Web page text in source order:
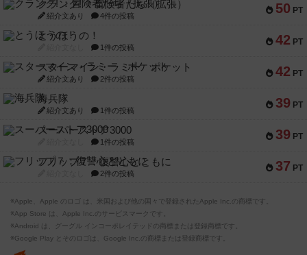
50 PT
クランク! ：冒険者たち（拡張）
紹介文あり 4件の投稿
42 PT
とうほうの！
1件の投稿
42 PT
スターマイン・ラミー ポケット
紹介文あり 2件の投稿
39 PT
海兵隊
紹介文あり 1件の投稿
39 PT
スーパーストア3000
1件の投稿
37 PT
フリップ７：復讐心とともに
2件の投稿
※Apple、Apple のロゴ は、米国および他の国々で登録されたApple Inc.の商標です。
※App Store は、Apple Inc.のサービスマークです。
※Android は、グーグル インコーポレイテッドの商標または登録商標です。
※Google Play とそのロゴは、Google Inc.の商標または登録商標です。